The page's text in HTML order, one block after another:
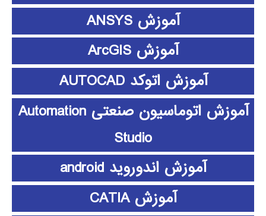
آموزش ANSYS
آموزش ArcGIS
آموزش اتوکد AUTOCAD
آموزش اتوماسیون صنعتی Automation
Studio
آموزش اندوروید android
آموزش CATIA